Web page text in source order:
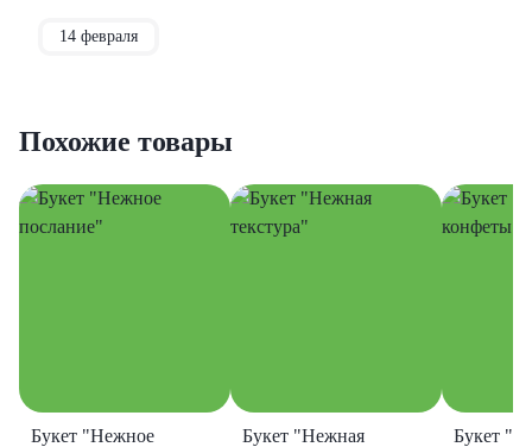
14 февраля
Похожие товары
Букет "Нежное
Букет "Нежная
Букет